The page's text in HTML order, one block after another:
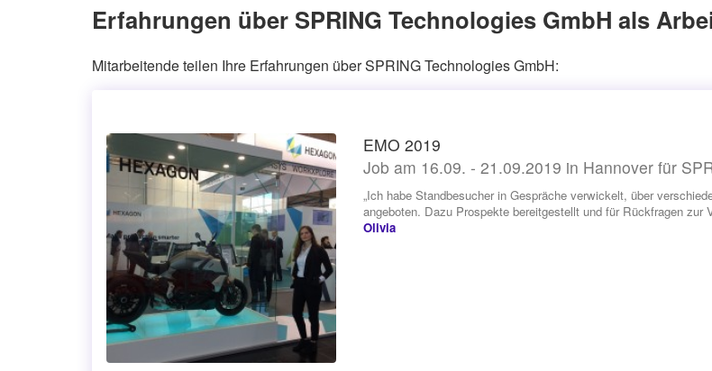
Erfahrungen über SPRING Technologies GmbH als
Mitarbeitende teilen Ihre Erfahrungen über SPRING Technologies GmbH:
EMO 2019
Job am 16.09. - 21.09.2019 in Hannover für
„Ich habe Standbesucher in Gespräche verwickelt, über
angeboten. Dazu Prospekte bereitgestellt und für Rückfragen zur
Olivia